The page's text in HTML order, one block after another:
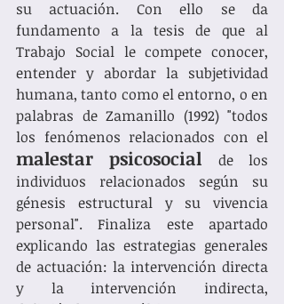
su actuación. Con ello se da
fundamento a la tesis de que al
Trabajo Social le compete conocer,
entender y abordar la subjetividad
humana, tanto como el entorno, o en
palabras de Zamanillo (1992) "todos
malestar psicosocial
de los
individuos relacionados según su
génesis estructural y su vivencia
personal". Finaliza este apartado
explicando las estrategias generales
de actuación: la intervención directa
y la intervención indirecta,